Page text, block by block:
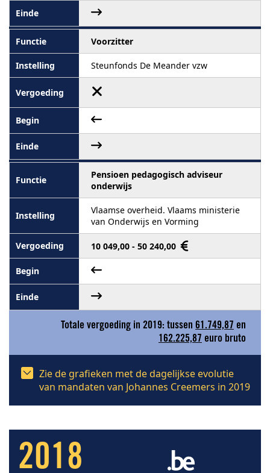
Voorzitter
Steunfonds De Meander vzw
Pensioen pedagogisch adviseur
onderwijs
Vlaamse overheid. Vlaams ministerie
van Onderwijs en Vorming
10 049,00 - 50 240,00
Totale vergoeding in 2019: tussen 61.749,87 en
162.225,87 euro bruto
Zie de grafieken met de dagelijkse evolutie
van mandaten van Johannes Creemers in 2019
2018